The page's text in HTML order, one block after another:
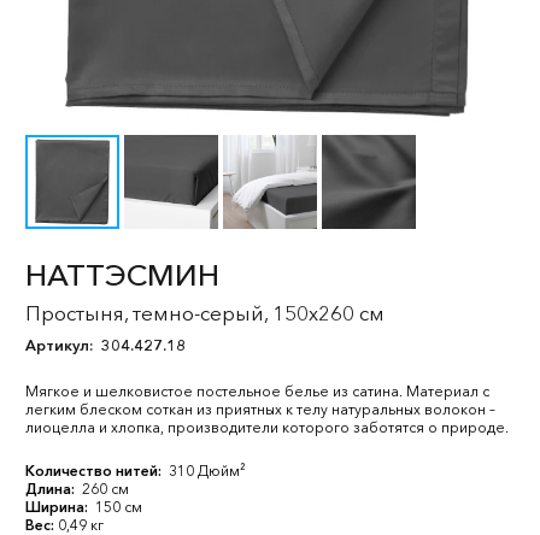
НАТТЭСМИН
Простыня, темно-серый, 150x260 см
Артикул: 304.427.18
Мягкое и шелковистое постельное белье из сатина. Материал с
легким блеском соткан из приятных к телу натуральных волокон –
лиоцелла и хлопка, производители которого заботятся о природе.
Количество нитей: 310 Дюйм²
Длина: 260 см
Ширина: 150 см
Вес: 0,49 кг